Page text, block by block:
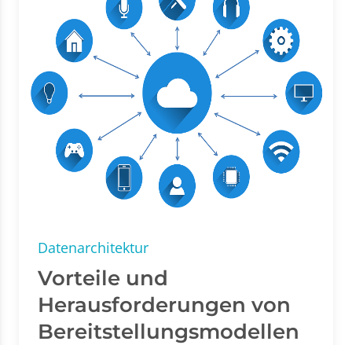
Datenarchitektur
Vorteile und
Herausforderungen von
Bereitstellungsmodellen